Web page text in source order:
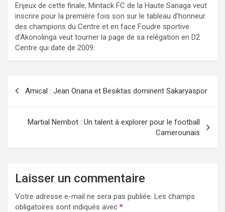
Enjeux de cette finale, Mintack FC de la Haute Sanaga veut
inscrire pour la première fois son sur le tableau d’honneur
des champions du Centre et en face Foudre sportive
d’Akonolinga veut tourner la page de sa relégation en D2
Centre qui date de 2009.
Amical : Jean Onana et Besiktas dominent Sakaryaspor
Martial Nembot : Un talent à explorer pour le football
Camerounais
Laisser un commentaire
Votre adresse e-mail ne sera pas publiée. Les champs
obligatoires sont indiqués avec *